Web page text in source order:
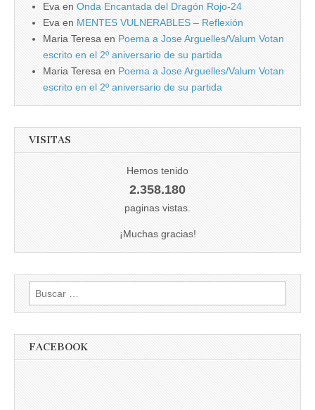
Eva en Onda Encantada del Dragón Rojo-24
Eva en MENTES VULNERABLES – Reflexión
Maria Teresa en Poema a Jose Arguelles/Valum Votan
escrito en el 2º aniversario de su partida
Maria Teresa en Poema a Jose Arguelles/Valum Votan
escrito en el 2º aniversario de su partida
VISITAS
Hemos tenido
2.358.180
paginas vistas.
¡Muchas gracias!
Buscar:
FACEBOOK